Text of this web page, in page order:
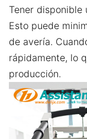
Tener disponible
Esto puede
de avería.
rápidamente, lo
producción.